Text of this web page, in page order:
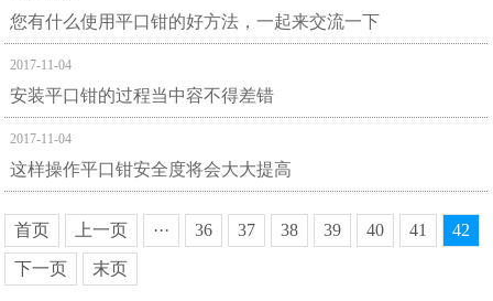
您有什么使用平口钳的好方法，一起来交流一下
2017-11-04
安装平口钳的过程当中容不得差错
2017-11-04
这样操作平口钳安全度将会大大提高
首页 上一页 ··· 36 37 38 39 40 41 42
下一页 末页